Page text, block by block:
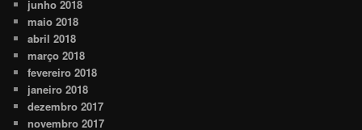
junho 2018
maio 2018
abril 2018
março 2018
fevereiro 2018
janeiro 2018
dezembro 2017
novembro 2017